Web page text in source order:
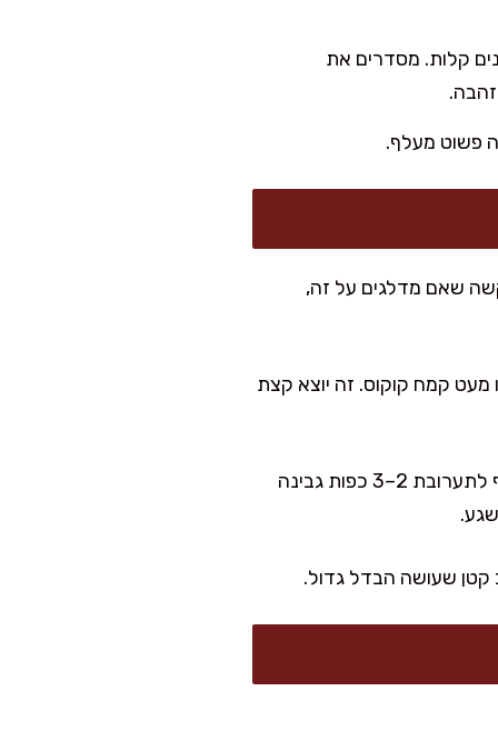
ומשמנים קלות. מסדרים את
פשוט מעלף.
שאם מדלגים על זה,
ועוד כף פסיליום או מעט קמח קוקוס. זה יוצא קצת
אם רוצים להפוך את זה לעשיר בחלבון בלי להוסיף בשר, אפשר להגיש ליד יוגורט סמיך או להוסיף לתערובת 2–3 כפות גבינה
קטן שעושה הבדל גדול.